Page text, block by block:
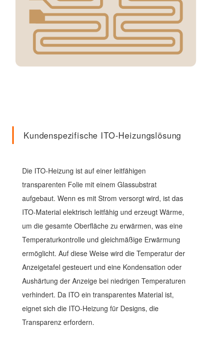
Kundenspezifische ITO-Heizungslösung
Die ITO-Heizung ist auf einer leitfähigen
transparenten Folie mit einem Glassubstrat
aufgebaut. Wenn es mit Strom versorgt wird, ist das
ITO-Material elektrisch leitfähig und erzeugt Wärme,
um die gesamte Oberfläche zu erwärmen, was eine
Temperaturkontrolle und gleichmäßige Erwärmung
ermöglicht. Auf diese Weise wird die Temperatur der
Anzeigetafel gesteuert und eine Kondensation oder
Aushärtung der Anzeige bei niedrigen Temperaturen
verhindert. Da ITO ein transparentes Material ist,
eignet sich die ITO-Heizung für Designs, die
Transparenz erfordern.